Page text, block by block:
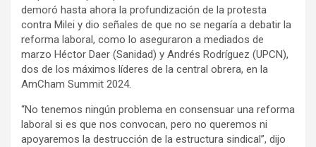
demoró hasta ahora la profundización de la protesta
contra Milei y dio señales de que no se negaría a debatir la
reforma laboral, como lo aseguraron a mediados de
marzo Héctor Daer (Sanidad) y Andrés Rodríguez (UPCN),
dos de los máximos líderes de la central obrera, en la
AmCham Summit 2024.
“No tenemos ningún problema en consensuar una reforma
laboral si es que nos convocan, pero no queremos ni
apoyaremos la destrucción de la estructura sindical”, dijo